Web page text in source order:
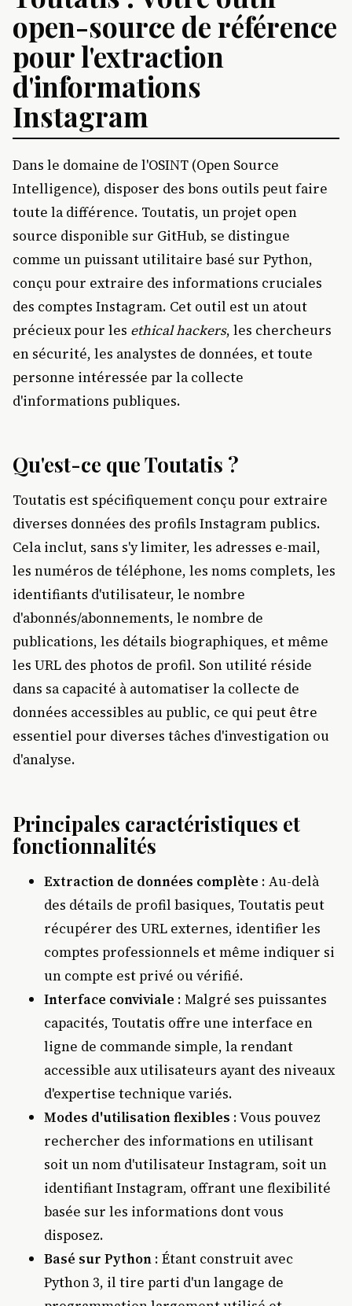
open-source de référence
pour l'extraction
d'informations
Instagram
Dans le domaine de l'OSINT (Open Source
Intelligence), disposer des bons outils peut faire
toute la différence. Toutatis, un projet open
source disponible sur GitHub, se distingue
comme un puissant utilitaire basé sur Python,
conçu pour extraire des informations cruciales
des comptes Instagram. Cet outil est un atout
précieux pour les ethical hackers, les chercheurs
en sécurité, les analystes de données, et toute
personne intéressée par la collecte
d'informations publiques.
Qu'est-ce que Toutatis ?
Toutatis est spécifiquement conçu pour extraire
diverses données des profils Instagram publics.
Cela inclut, sans s'y limiter, les adresses e-mail,
les numéros de téléphone, les noms complets, les
identifiants d'utilisateur, le nombre
d'abonnés/abonnements, le nombre de
publications, les détails biographiques, et même
les URL des photos de profil. Son utilité réside
dans sa capacité à automatiser la collecte de
données accessibles au public, ce qui peut être
essentiel pour diverses tâches d'investigation ou
d'analyse.
Principales caractéristiques et
fonctionnalités
Extraction de données complète : Au-delà
des détails de profil basiques, Toutatis peut
récupérer des URL externes, identifier les
comptes professionnels et même indiquer si
un compte est privé ou vérifié.
Interface conviviale : Malgré ses puissantes
capacités, Toutatis offre une interface en
ligne de commande simple, la rendant
accessible aux utilisateurs ayant des niveaux
d'expertise technique variés.
Modes d'utilisation flexibles : Vous pouvez
rechercher des informations en utilisant
soit un nom d'utilisateur Instagram, soit un
identifiant Instagram, offrant une flexibilité
basée sur les informations dont vous
disposez.
Basé sur Python : Étant construit avec
Python 3, il tire parti d'un langage de